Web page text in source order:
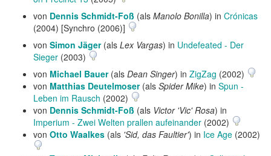
von Dennis Schmidt-Foß (als Manolo Bonilla) in Crónicas
(2004) [Synchro (2006)]
von Simon Jäger(als Lex Vargas) in Undefeated - Der
Sieger (2003)
von Michael Bauer(als Dean Singer) in ZigZag (2002)
von Matthias Deutelmoser(als Spider Mike) in Spun -
Leben im Rausch (2002)
von Dennis Schmidt-Foß (als Victor 'Vic' Rosa) in
Imperium - Zwei Welten prallen aufeinander (2002)
von Otto Waalkes (als 'Sid, das Faultier') in Ice Age (2002)